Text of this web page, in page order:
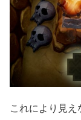
これにより見え